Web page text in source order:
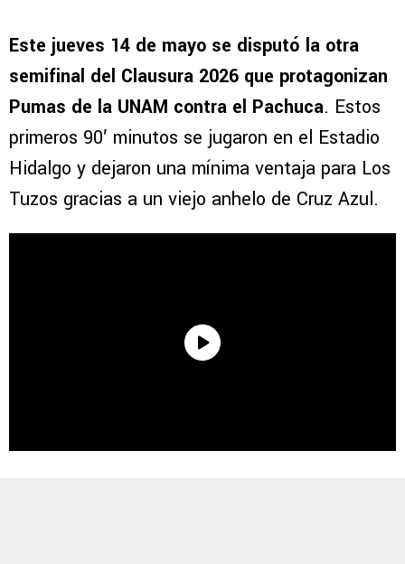
Este jueves 14 de mayo se disputó la otra
semifinal del Clausura 2026 que protagonizan
Pumas de la UNAM contra el Pachuca. Estos
primeros 90′ minutos se jugaron en el Estadio
Hidalgo y dejaron una mínima ventaja para Los
Tuzos gracias a un viejo anhelo de Cruz Azul.